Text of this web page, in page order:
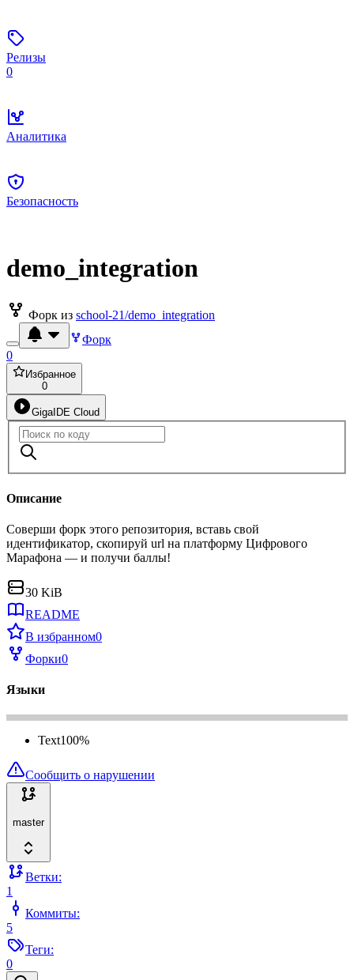
Релизы
0
Аналитика
Безопасность
demo_integration
Форк из school-21/demo_integration
Форк
0
Избранное
0
GigaIDE Cloud
Описание
Соверши форк этого репозитория, вставь свой
идентификатор, скопируй url на платформу Цифрового
Марафона — и получи баллы!
30 KiB
README
В избранном0
Форки0
Языки
Text100%
Сообщить о нарушении
master
Ветки:
1
Коммиты:
5
Теги:
0